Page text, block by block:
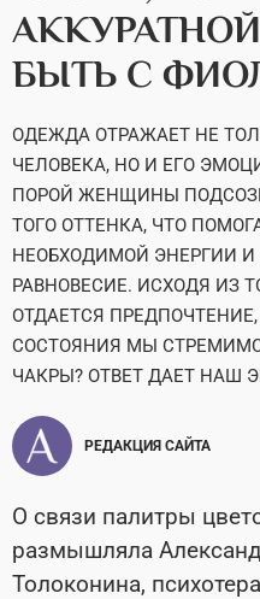
БЫТЬ С
ОДЕЖДА ОТРАЖАЕТ НЕ
ЧЕЛОВЕКА, НО И ЕГО
ПОРОЙ ЖЕНЩИНЫ
ТОГО ОТТЕНКА, ЧТО
НЕОБХОДИМОЙ ЭНЕРГИИ И
РАВНОВЕСИЕ. ИСХОДЯ ИЗ
ОТДАЕТСЯ
СОСТОЯНИЯ МЫ
ЧАКРЫ? ОТВЕТ ДАЕТ НАШ
РЕДАКЦИЯ САЙТА
О связи палитры
размышляла
Толоконина,